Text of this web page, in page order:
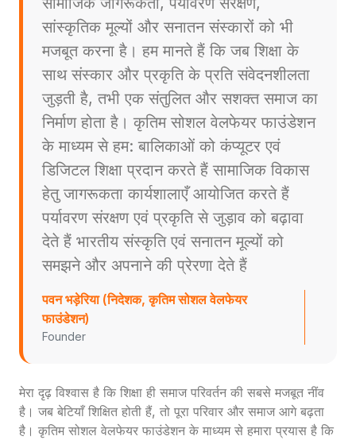
सांस्कृतिक मूल्यों और सनातन संस्कारों को भी
मजबूत करना है। हम मानते हैं कि जब शिक्षा के
साथ संस्कार और प्रकृति के प्रति संवेदनशीलता
जुड़ती है, तभी एक संतुलित और सशक्त समाज का
निर्माण होता है। कृतिम सोशल वेलफेयर फाउंडेशन
के माध्यम से हम: बालिकाओं को कंप्यूटर एवं
डिजिटल शिक्षा प्रदान करते हैं सामाजिक विकास
हेतु जागरूकता कार्यशालाएँ आयोजित करते हैं
पर्यावरण संरक्षण एवं प्रकृति से जुड़ाव को बढ़ावा
देते हैं भारतीय संस्कृति एवं सनातन मूल्यों को
समझने और अपनाने की प्रेरणा देते हैं
पवन भड़ेरिया (निदेशक, कृतिम सोशल वेलफेयर
फाउंडेशन)
Founder
मेरा दृढ़ विश्वास है कि शिक्षा ही समाज परिवर्तन की सबसे मजबूत नींव
है। जब बेटियाँ शिक्षित होती हैं, तो पूरा परिवार और समाज आगे बढ़ता
है। कृतिम सोशल वेलफेयर फाउंडेशन के माध्यम से हमारा प्रयास है कि